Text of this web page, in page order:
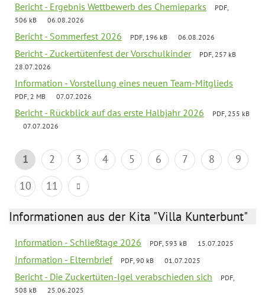
Bericht - Ergebnis Wettbewerb des Chemieparks
PDF,
506 kB
06.08.2026
Bericht - Sommerfest 2026 PDF, 196 kB 06.08.2026
Bericht - Zuckertütenfest der Vorschulkinder
PDF, 257 kB
28.07.2026
Information - Vorstellung eines neuen Team-Mitglieds
PDF, 2 MB 07.07.2026
Bericht - Rückblick auf das erste Halbjahr 2026
PDF, 255 kB
07.07.2026
1 2 3 4 5 6 7 8
9
10
11
Informationen aus der Kita "Villa Kunterbunt"
Information - Schließtage 2026 PDF, 593 kB 15.07.2025
Information - Elternbrief PDF, 90 kB 01.07.2025
Bericht - Die Zuckertüten-Igel verabschieden sich
PDF,
508 kB
25.06.2025